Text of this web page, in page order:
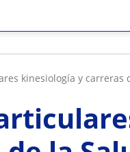
kinesiología y carreras